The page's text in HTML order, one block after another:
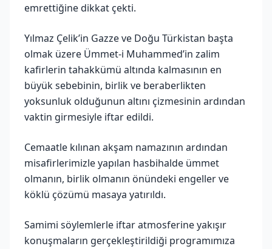
emrettiğine dikkat çekti.
Yılmaz Çelik’in Gazze ve Doğu Türkistan başta
olmak üzere Ümmet-i Muhammed’in zalim
kafirlerin tahakkümü altında kalmasının en
büyük sebebinin, birlik ve beraberlikten
yoksunluk olduğunun altını çizmesinin ardından
vaktin girmesiyle iftar edildi.
Cemaatle kılınan akşam namazının ardından
misafirlerimizle yapılan hasbihalde ümmet
olmanın, birlik olmanın önündeki engeller ve
köklü çözümü masaya yatırıldı.
Samimi söylemlerle iftar atmosferine yakışır
konuşmaların gerçekleştirildiği programımıza